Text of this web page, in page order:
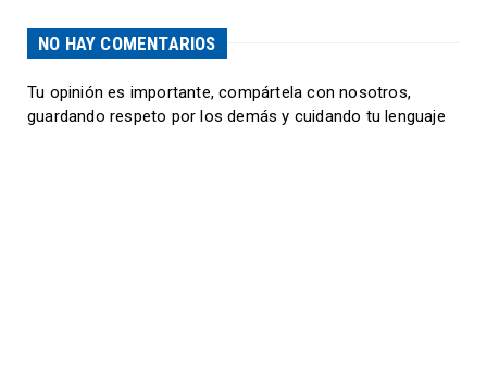
NO HAY COMENTARIOS
Tu opinión es importante, compártela con nosotros,
guardando respeto por los demás y cuidando tu lenguaje